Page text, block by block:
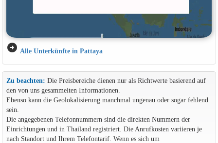
arrow_circle_right Alle Unterkünfte in Pattaya
Zu beachten: Die Preisbereiche dienen nur als Richtwerte basierend auf
den von uns gesammelten Informationen.
Ebenso kann die Geolokalisierung manchmal ungenau oder sogar fehlend
sein.
Die angegebenen Telefonnummern sind die direkten Nummern der
Einrichtungen und in Thailand registriert. Die Anrufkosten variieren je
nach Standort und Ihrem Telefontarif. Wenn es sich um